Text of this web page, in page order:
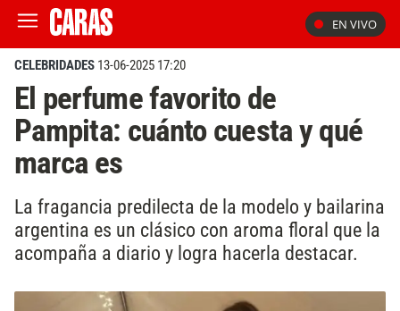
EN VIVO
CELEBRIDADES 13-06-2025 17:20
El perfume favorito de
Pampita: cuánto cuesta y qué
marca es
La fragancia predilecta de la modelo y bailarina
argentina es un clásico con aroma floral que la
acompaña a diario y logra hacerla destacar.